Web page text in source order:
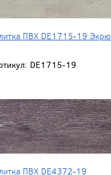
ПВХ DE1715-19 Экрю
DE1715-19
ПВХ DE4372-19